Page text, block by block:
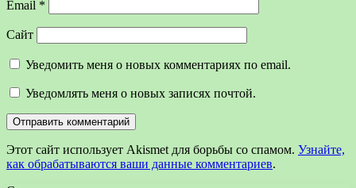
Email *
Сайт
Уведомить меня о новых комментариях по email.
Уведомлять меня о новых записях почтой.
Этот сайт использует Akismet для борьбы со спамом. Узнайте,
как обрабатываются ваши данные комментариев.